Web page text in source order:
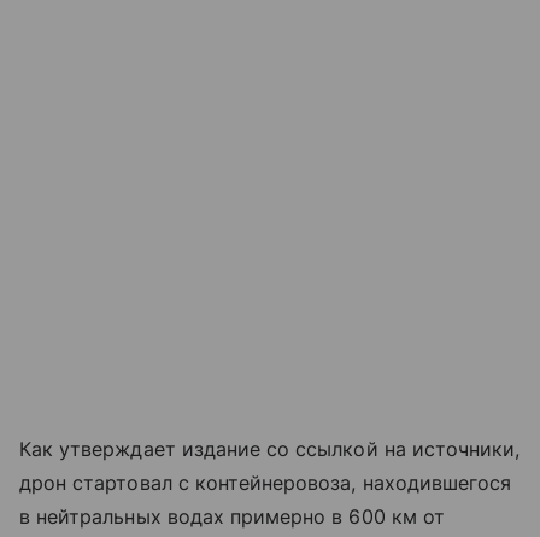
Как утверждает издание со ссылкой на источники,
дрон стартовал с контейнеровоза, находившегося
в нейтральных водах примерно в 600 км от